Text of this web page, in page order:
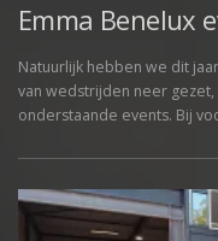
Emma Benelux
Natuurlijk hebben we dit
van wedstrijden neer
onderstaande events. Bij